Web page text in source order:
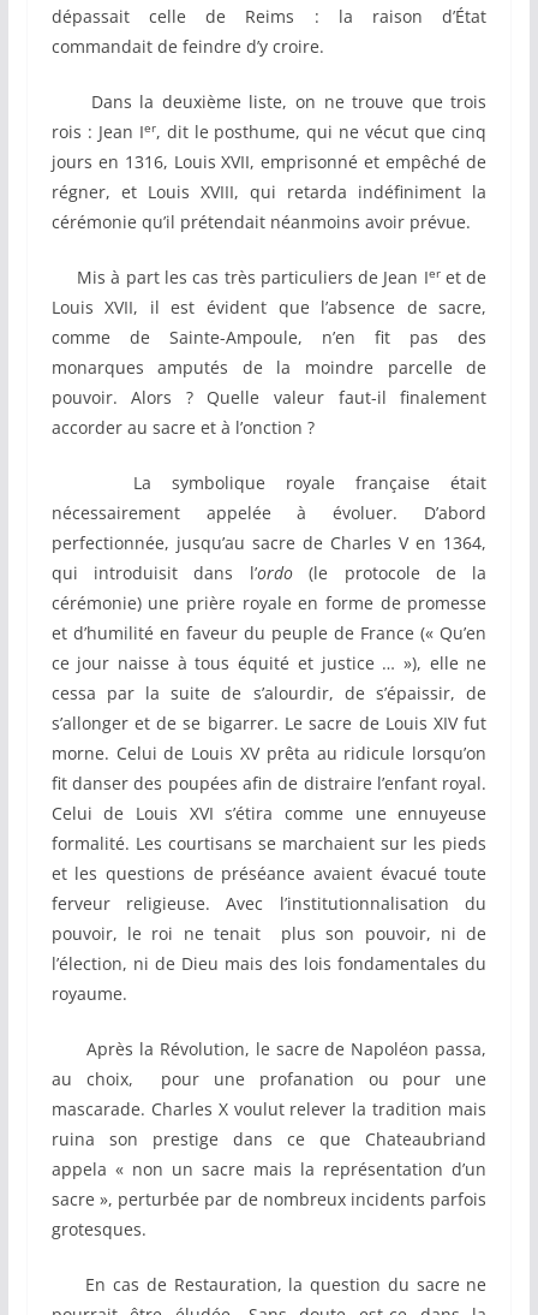
dépassait celle de Reims : la raison d’État
commandait de feindre d’y croire.
Dans la deuxième liste, on ne trouve que trois
rois : Jean Ier, dit le posthume, qui ne vécut que cinq
jours en 1316, Louis XVII, emprisonné et empêché de
régner, et Louis XVIII, qui retarda indéfiniment la
cérémonie qu’il prétendait néanmoins avoir prévue.
Mis à part les cas très particuliers de Jean Ieret de
Louis XVII, il est évident que l’absence de sacre,
comme de Sainte-Ampoule, n’en fit pas des
monarques amputés de la moindre parcelle de
pouvoir. Alors ? Quelle valeur faut-il finalement
accorder au sacre et à l’onction ?
La symbolique royale française était
nécessairement appelée à évoluer. D’abord
perfectionnée, jusqu’au sacre de Charles V en 1364,
qui introduisit dans l’ordo(le protocole de la
cérémonie) une prière royale en forme de promesse
et d’humilité en faveur du peuple de France (« Qu’en
ce jour naisse à tous équité et justice … »), elle ne
cessa par la suite de s’alourdir, de s’épaissir, de
s’allonger et de se bigarrer. Le sacre de Louis XIV fut
morne. Celui de Louis XV prêta au ridicule lorsqu’on
fit danser des poupées afin de distraire l’enfant royal.
Celui de Louis XVI s’étira comme une ennuyeuse
formalité. Les courtisans se marchaient sur les pieds
et les questions de préséance avaient évacué toute
ferveur religieuse. Avec l’institutionnalisation du
pouvoir, le roi ne tenait plus son pouvoir, ni de
l’élection, ni de Dieu mais des lois fondamentales du
royaume.
Après la Révolution, le sacre de Napoléon passa,
au choix, pour une profanation ou pour une
mascarade. Charles X voulut relever la tradition mais
ruina son prestige dans ce que Chateaubriand
appela « non un sacre mais la représentation d’un
sacre », perturbée par de nombreux incidents parfois
grotesques.
En cas de Restauration, la question du sacre ne